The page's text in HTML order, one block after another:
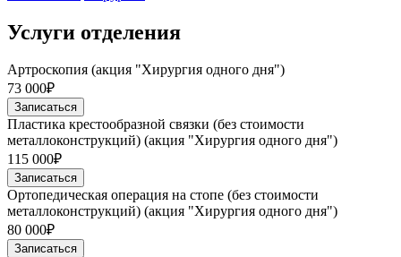
Услуги отделения
Артроскопия (акция "Хирургия одного дня")
73 000₽
Записаться
Пластика крестообразной связки (без стоимости
металлоконструкций) (акция "Хирургия одного дня")
115 000₽
Записаться
Ортопедическая операция на стопе (без стоимости
металлоконструкций) (акция "Хирургия одного дня")
80 000₽
Записаться